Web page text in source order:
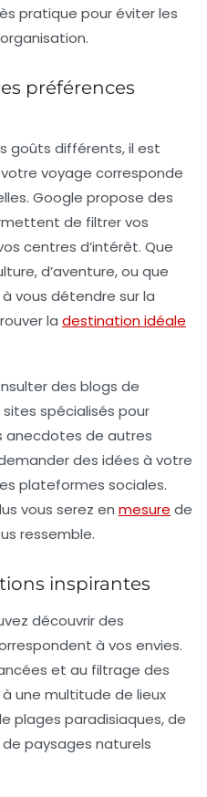
pratique pour éviter les
préférences
goûts différents, il est
voyage corresponde
Google propose des
de filtrer vos
centres d’intérêt. Que
, d’aventure, ou que
vous détendre sur la
la destination idéale
des blogs de
spécialisés pour
anecdotes de autres
des idées à votre
plateformes sociales.
vous serez en mesure de
ressemble.
inspirantes
découvrir des
à vos envies.
et au filtrage des
une multitude de lieux
plages paradisiaques, de
de paysages naturels